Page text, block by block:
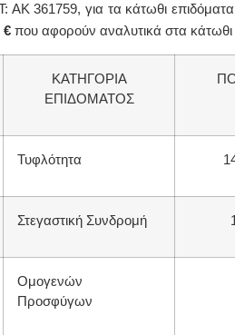
ΑΚ 361759, για τα κάτωθι
€ που αφορούν αναλυτικά στα
ΚΑΤΗΓΟΡΙΑ
ΕΠΙΔΟΜΑΤΟΣ
Τυφλότητα
Στεγαστική Συνδρομή
Ομογενών
Προσφύγων